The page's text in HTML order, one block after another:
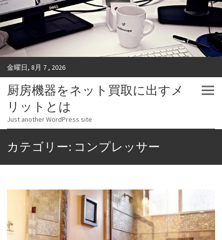
金曜日, 8月 7 , 2026
厨房機器をネット買取に出すメ
リットとは
Just another WordPress site
カテゴリー: コンプレッサー